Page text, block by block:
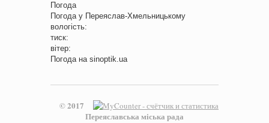
Погода
Погода у Переяслав-Хмельницькому
вологість:
тиск:
вітер:
Погода на sinoptik.ua
© 2017
Переяславська міська рада